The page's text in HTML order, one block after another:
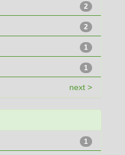
2
2
1
1
next >
1